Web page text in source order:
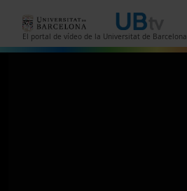
El portal de vídeo de la Universitat de Barcelona